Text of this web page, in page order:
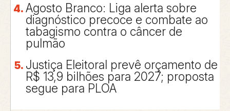
Agosto Branco: Liga alerta sobre
diagnóstico precoce e combate ao
tabagismo contra o câncer de
pulmão
Justiça Eleitoral prevê orçamento de
R$ 13,9 bilhões para 2027; proposta
segue para PLOA